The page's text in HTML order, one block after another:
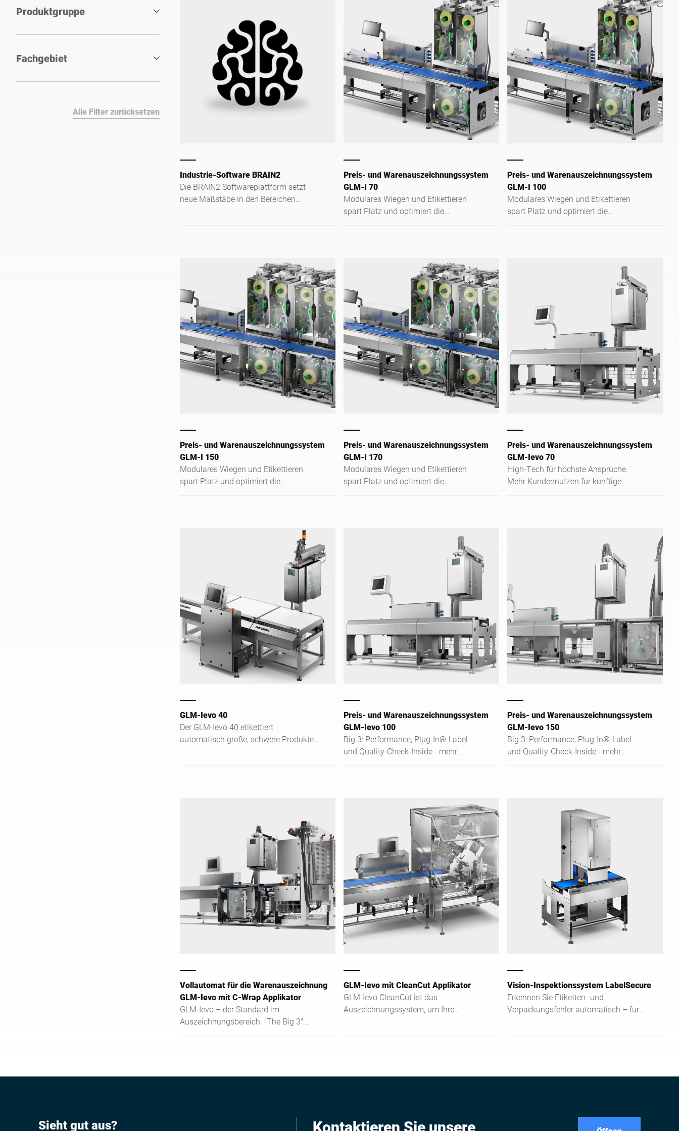
Produktgruppe
Fachgebiet
Alle Filter zurücksetzen
Industrie-Software BRAIN2
Die BRAIN2 Softwareplattform setzt
neue Maßstäbe in den Bereichen
Preis- und Warenauszeichnungssystem
GLM-I 70
Modulares Wiegen und Etikettieren
spart Platz und optimiert die
Preis- und Warenauszeichnungssystem
GLM-I 100
Modulares Wiegen und Etikettieren
spart Platz und optimiert die
Preis- und Warenauszeichnungssystem
GLM-I 150
Modulares Wiegen und Etikettieren
spart Platz und optimiert die
Preis- und Warenauszeichnungssystem
GLM-I 170
Modulares Wiegen und Etikettieren
spart Platz und optimiert die
Preis- und Warenauszeichnungssystem
GLM-Ievo 70
High-Tech für höchste Ansprüche.
Mehr Kundennutzen für künftige
GLM-Ievo 40
Der GLM-Ievo 40 etikettiert
automatisch große, schwere Produkte
Preis- und Warenauszeichnungssystem
GLM-Ievo 100
Big 3: Performance, Plug-In®-Label
und Quality-Check-Inside - mehr
Preis- und Warenauszeichnungssystem
GLM-Ievo 150
Big 3: Performance, Plug-In®-Label
und Quality-Check-Inside - mehr
Vollautomat für die Warenauszeichnung
GLM-Ievo mit C-Wrap Applikator
GLM-Ievo – der Standard im
Auszeichnungsbereich. "The Big 3":
GLM-Ievo mit CleanCut Applikator
GLM-Ievo CleanCut ist das
Auszeichnungssystem, um Ihre
Vision-Inspektionssystem LabelSecure
Erkennen Sie Etiketten- und
Verpackungsfehler automatisch – für
Sieht gut aus? Kontaktieren Sie unsere